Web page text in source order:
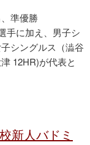
準優勝
手に加え、男子シ
シングルス（澁谷
12HR)が代表と
新人バドミ